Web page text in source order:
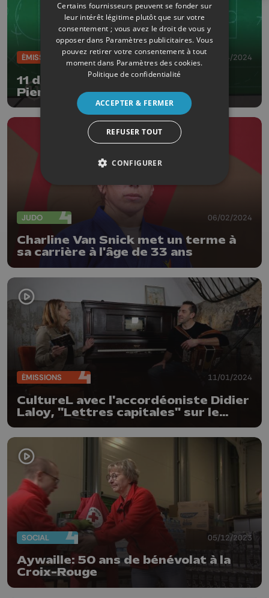
ÉMISSIONS 23/04/2024
11 dit tout : S02E08 avec Luigi
Pieroni
JUDO 06/02/2024
Charline Van Snick met un terme à
sa carrière à l'âge de 33 ans
ÉMISSIONS 11/01/2024
CultureL avec l'accordéoniste Didier
Laloy, "Lettres capitales" sur le
résistant Jean Hansen et l'expo
Parrathon
SOCIAL 05/12/2023
Aywaille: 50 ans de bénévolat à la
Croix-Rouge
Certains fournisseurs peuvent se fonder sur
leur intérêt légitime plutôt que sur votre
consentement ; vous avez le droit de vous y
opposer dans Paramètres publicitaires. Vous
pouvez retirer votre consentement à tout
moment dans Paramètres des cookies.
Politique de confidentialité
ACCEPTER & FERMER
REFUSER TOUT
CONFIGURER